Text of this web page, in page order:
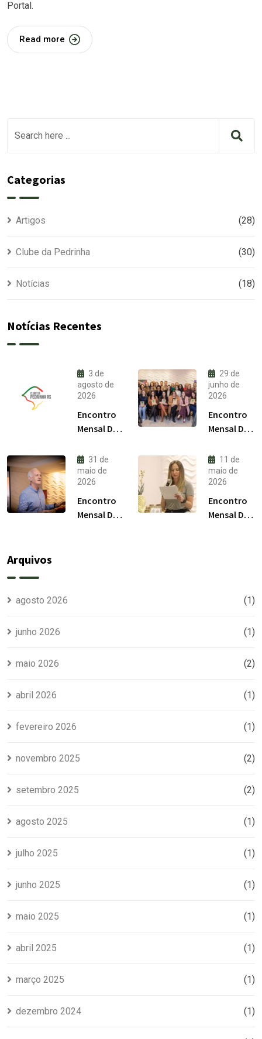
Portal.
Read more
Categorias
Artigos (28)
Clube da Pedrinha (30)
Notícias (18)
Notícias Recentes
3 de
agosto de
2026
Encontro
Mensal Do
Pedrinha
RS /
Agosto
2026
29 de
junho de
2026
Encontro
Mensal Do
Pedrinha
RS / Julho
2026
31 de
maio de
2026
Encontro
Mensal Do
11 de
maio de
2026
Encontro
Mensal Do
Arquivos
agosto 2026 (1)
junho 2026 (1)
maio 2026 (2)
abril 2026 (1)
fevereiro 2026 (1)
novembro 2025 (2)
setembro 2025 (2)
agosto 2025 (1)
julho 2025 (1)
junho 2025 (1)
maio 2025 (1)
abril 2025 (1)
março 2025 (1)
dezembro 2024 (1)